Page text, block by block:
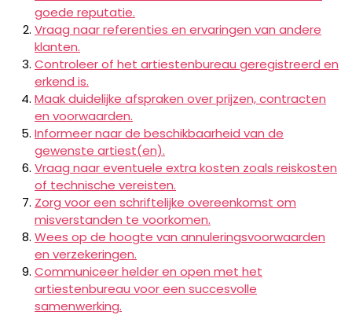
goede reputatie.
Vraag naar referenties en ervaringen van andere
klanten.
Controleer of het artiestenbureau geregistreerd en
erkend is.
Maak duidelijke afspraken over prijzen, contracten
en voorwaarden.
Informeer naar de beschikbaarheid van de
gewenste artiest(en).
Vraag naar eventuele extra kosten zoals reiskosten
of technische vereisten.
Zorg voor een schriftelijke overeenkomst om
misverstanden te voorkomen.
Wees op de hoogte van annuleringsvoorwaarden
en verzekeringen.
Communiceer helder en open met het
artiestenbureau voor een succesvolle
samenwerking.